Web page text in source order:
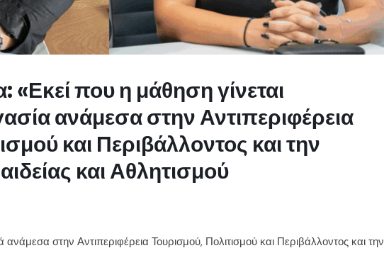
«Εκεί που η μάθηση γίνεται
ανάμεσα στην Αντιπεριφέρεια
και Περιβάλλοντος και την
και Αθλητισμού
στην Αντιπεριφέρεια Τουρισμού, Πολιτισμού και Περιβάλλοντος και την